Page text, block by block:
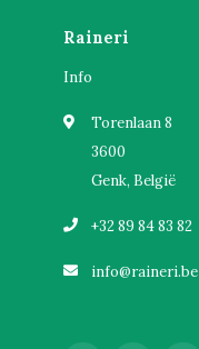
Raineri
Info
Torenlaan 8
3600
Genk, België
+32 89 84 83 82
info@raineri.be